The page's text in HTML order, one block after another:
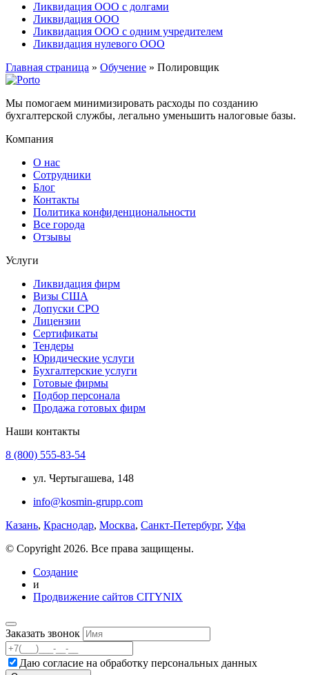
Ликвидация ООО с долгами
Ликвидация ООО
Ликвидация ООО с одним учредителем
Ликвидация нулевого ООО
Главная страница » Обучение » Полировщик
Мы помогаем минимизировать расходы по созданию
бухгалтерской службы, легально уменьшить налоговые базы.
Компания
О нас
Сотрудники
Блог
Контакты
Политика конфиденциональности
Все города
Отзывы
Услуги
Ликвидация фирм
Визы США
Допуски СРО
Лицензии
Сертификаты
Тендеры
Юридические услуги
Бухгалтерские услуги
Готовые фирмы
Подбор персонала
Продажа готовых фирм
Наши контакты
8 (800) 555-83-54
ул. Чертыгашева, 148
info@kosmin-grupp.com
Казань, Краснодар, Москва, Санкт-Петербург, Уфа
© Copyright 2026. Все права защищены.
Создание
и
Продвижение сайтов CITYNIX
Заказать звонок
Даю согласие на обработку персональных данных